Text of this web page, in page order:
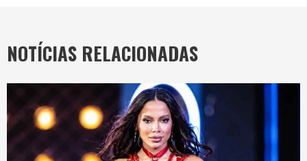
NOTÍCIAS RELACIONADAS